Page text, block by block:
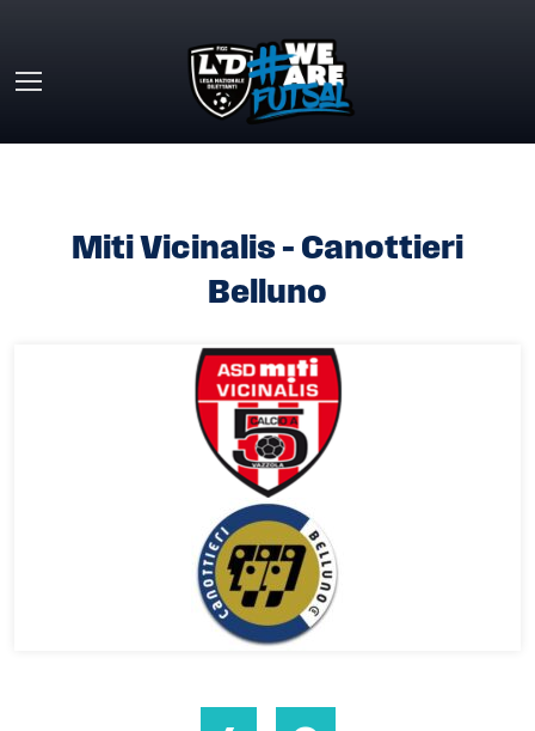
Miti Vicinalis – Canottieri
Belluno